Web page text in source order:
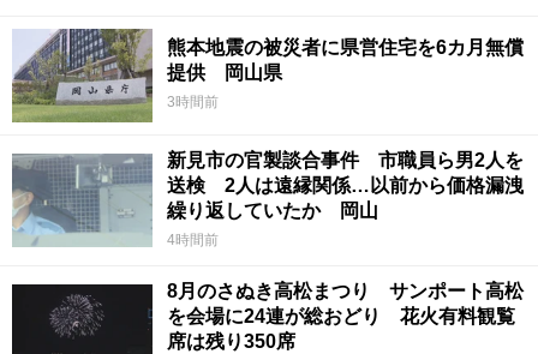
熊本地震の被災者に県営住宅を6カ月無償
提供 岡山県
3時間前
新見市の官製談合事件 市職員ら男2人を
送検 2人は遠縁関係…以前から価格漏洩
繰り返していたか 岡山
4時間前
8月のさぬき高松まつり サンポート高松
を会場に24連が総おどり 花火有料観覧
席は残り350席